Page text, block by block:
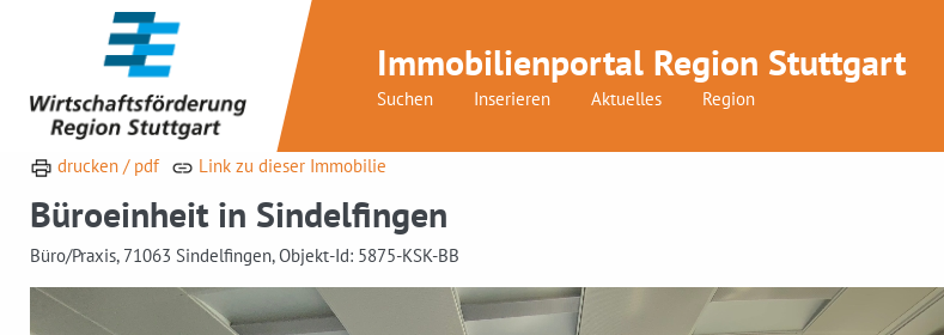
Immobilienportal Region Stuttgart
Suchen Inserieren Aktuelles Region
drucken / pdf Link zu dieser Immobilie
Büroeinheit in Sindelfingen
Büro/Praxis, 71063 Sindelfingen, Objekt-Id: 5875-KSK-BB